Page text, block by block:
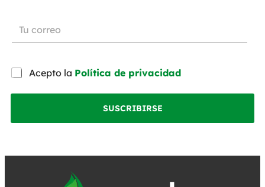
Acepto la Política de privacidad
SUSCRIBIRSE